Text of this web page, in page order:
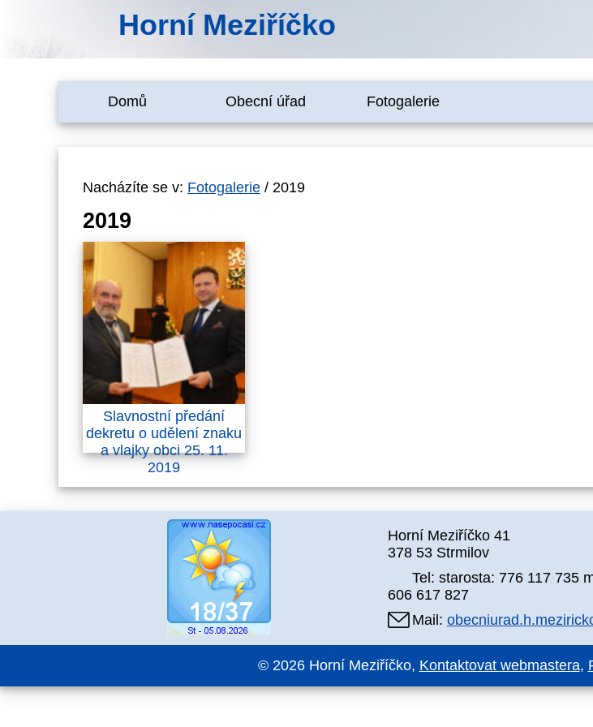
Horní Meziříčko
Domů Obecní úřad Fotogalerie
Nacházíte se v: Fotogalerie / 2019
2019
Slavnostní předání
dekretu o udělení znaku
a vlajky obci 25. 11.
2019
Horní Meziříčko 41
378 53 Strmilov
Tel: starosta: 776 117 735
606 617 827
Mail:
© 2026 Horní Meziříčko, Kontaktovat webmastera,